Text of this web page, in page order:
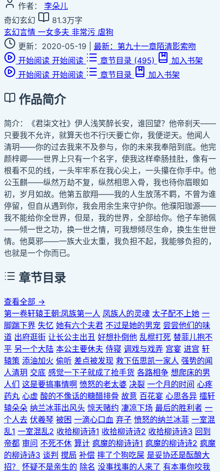
作者：
李朵儿
奇幻玄幻
81.3万字
玄幻言情 一女多夫 非常污 虐狗
更新：2020-05-19
最新：第九十一章陌清影索吻
开始阅读 开始阅读 章节目录 (495)
加入书架
开始阅读 开始阅读 章节目录 加入书架
作品简介
简介：《君柒文社》伊人浅笑醉长安，谁回望？他帝刹天——
只要我不允许，就算天也不行!天要亡你，我便逆天。他闻人
清玥——你的过去我来不及参与，你的未来我奉陪到底。他完
颜梓卿——世界上只有一个名字，使我这样牵肠挂肚，像有一
根看不见的线，一头牢牢系在我心尖上，一头攥在你手中。他
公玉麒——纵然万劫不复，纵然相思入骨，我也待你眉眼如
初，岁月如故。他第五歆翔——我的人生放荡不羁，不曾为谁
停留，但自从遇到你，我会用余生来守护你。他濮阳珈源——
我不能给你全世界，但是，我的世界，全部给你。他子车驰佩
——倾一世之功，换一世之情，可我想倾尽生命，换生生世世
情。他莫邪——一族大业太重，我负担不起，我能够负担的，
也就是一个你而已。
章节目录
查看全部 →
第一卷轩辕王朝:凤族第一人 凤族人的灵魂 太子配不上她 一
脚踹下界 失忆 她有六个夫君 不过是她的男宠 尝尝他们的味
道 出府逛街 让长公主出丑 好想扑倒他 乱棍打死 替菲儿抱不
平 另一个大陆 本公主要休夫 侍寝 调戏与戏弄 宫宴 进宫 轩
辕策 添油加火 偷听 差点被发现 救下伍思凯一家人 强势的闻
人清玥 交底 感觉一下子就成了抢手货 各路相争 想爬床的男
人们 这是要搞事情啊 愤怒的老太婆 决裂 一个月的时间 心疼
药丸 心虚 酸的不像话的糖醋排骨 故意 百花宴 心思各异 擂轩
辕朵朵 纳兰冰菲出风头 惊天赌约 凄凉下场 最后的胜利者 一
个人去 伏羲琴 被困 一滴心口血 弃子 愤怒的纳兰冰菲 一室混
乱1 一室混乱2 收拾柳诗诗1 收拾柳诗诗2 收拾柳诗诗3 回到
帝都 审问 不死不休 算计 疯魔的柳诗诗1 疯魔的柳诗诗2 疯魔
的柳诗诗3 谈判 搅局 补偿 摔了个狗吃屎 是妥协还是酝酿大
招？
怀疑不是亲生的 除名 没事找事的人来了 有本事你咬我